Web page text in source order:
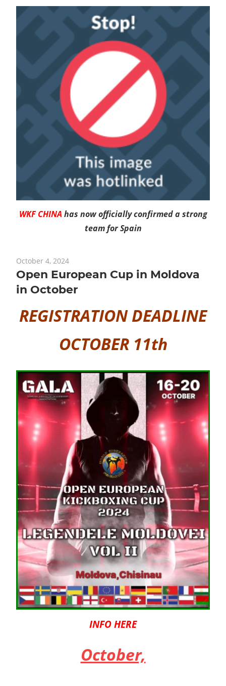
WKF CHINA has now officially confirmed a strong
team for Spain
October 4, 2024
Open European Cup in Moldova
in October
REGISTRATION DEADLINE
OCTOBER 11th
INFO HERE
October,